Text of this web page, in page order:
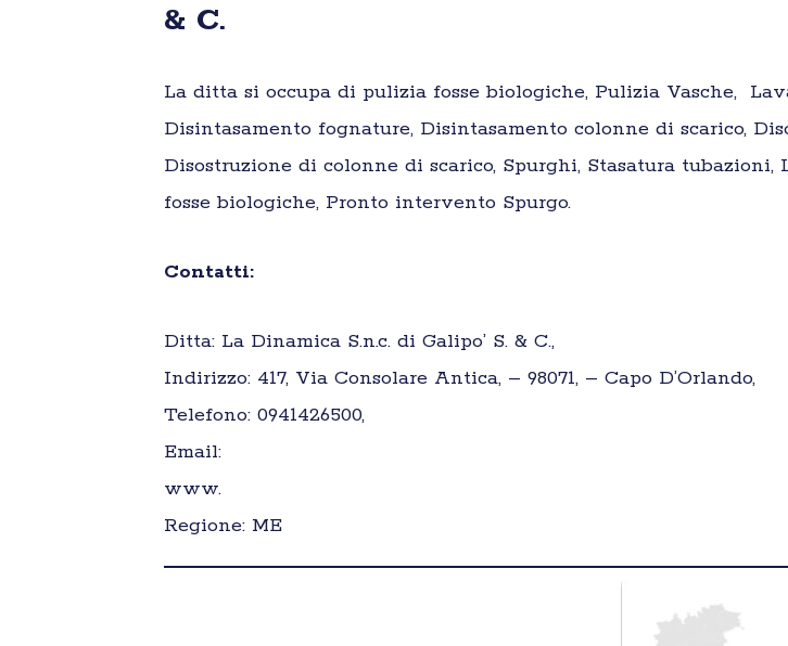
& C.
La ditta si occupa di pulizia fosse biologiche, Pulizia Vasche,
Disintasamento fognature, Disintasamento colonne di scarico,
Disostruzione di colonne di scarico, Spurghi, Stasatura
fosse biologiche, Pronto intervento Spurgo.
Contatti:
Ditta: La Dinamica S.n.c. di Galipo’ S. & C.,
Indirizzo: 417, Via Consolare Antica, – 98071, – Capo D’Orlando,
Telefono: 0941426500,
Email:
www.
Regione: ME